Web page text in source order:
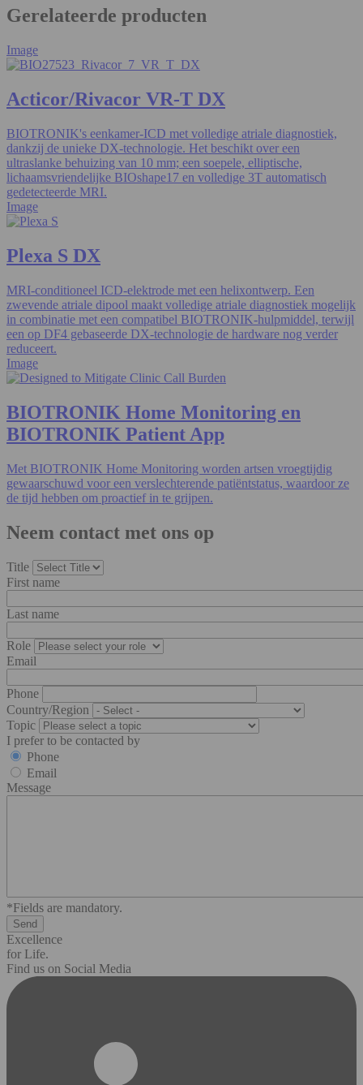
Gerelateerde producten
Image
Acticor/Rivacor VR-T DX
BIOTRONIK's eenkamer-ICD met volledige atriale diagnostiek,
dankzij de unieke DX-technologie. Het beschikt over een
ultraslanke behuizing van 10 mm; een soepele, elliptische,
lichaamsvriendelijke BIOshape17 en volledige 3T automatisch
gedetecteerde MRI.
Image
Plexa S DX
MRI-conditioneel ICD-elektrode met een helixontwerp. Een
zwevende atriale dipool maakt volledige atriale diagnostiek mogelijk
in combinatie met een compatibel BIOTRONIK-hulpmiddel, terwijl
een op DF4 gebaseerde DX-technologie de hardware nog verder
reduceert.
Image
BIOTRONIK Home Monitoring en
BIOTRONIK Patient App​
Met BIOTRONIK Home Monitoring worden artsen vroegtijdig
gewaarschuwd voor een verslechterende patiëntstatus, waardoor ze
de tijd hebben om proactief in te grijpen.
Neem contact met ons op
Title
First name
Last name
Role
Email
Phone
Country/Region
Topic
I prefer to be contacted by
Phone
Email
Message
*Fields are mandatory.
Excellence
for Life.
Find us on Social Media